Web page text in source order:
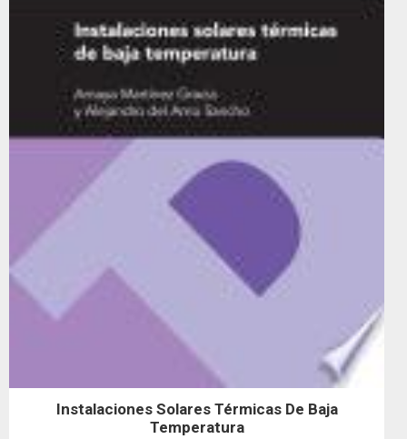
Instalaciones Solares Térmicas De Baja
Temperatura